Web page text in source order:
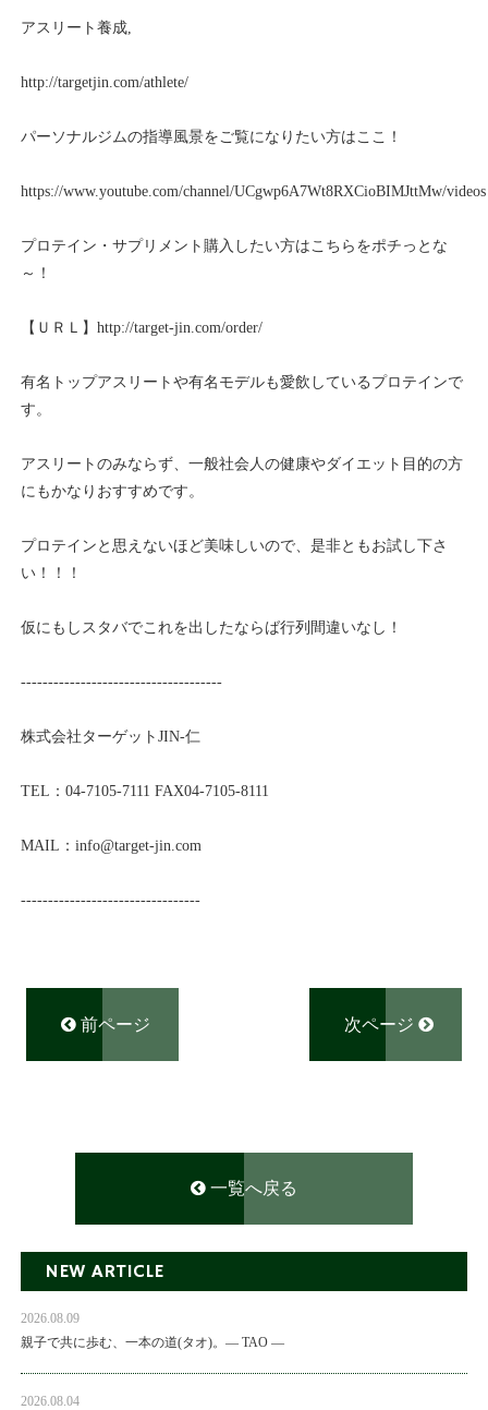
アスリート養成,
http://targetjin.com/athlete/
パーソナルジムの指導風景をご覧になりたい方はここ！
https://www.youtube.com/channel/UCgwp6A7Wt8RXCioBIMJttMw/videos
プロテイン・サプリメント購入したい方はこちらをポチっとな
～！
【ＵＲＬ】http://target-jin.com/order/
有名トップアスリートや有名モデルも愛飲しているプロテインで
す。
アスリートのみならず、一般社会人の健康やダイエット目的の方
にもかなりおすすめです。
プロテインと思えないほど美味しいので、是非ともお試し下さ
い！！！
仮にもしスタバでこれを出したならば行列間違いなし！
-------------------------------------
株式会社ターゲットJIN-仁
TEL：04-7105-7111 FAX04-7105-8111
MAIL：info@target-jin.com
---------------------------------
前ページ 次ページ
一覧へ戻る
NEW ARTICLE
2026.08.09
親子で共に歩む、一本の道(タオ)。― TAO ―
2026.08.04